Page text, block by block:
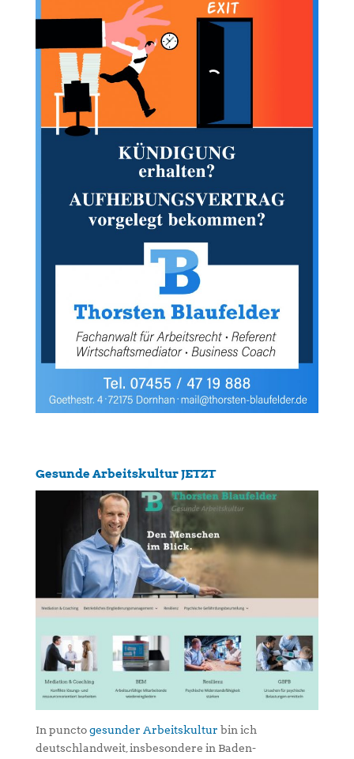
Gesunde Arbeitskultur JETZT
In punctogesunder Arbeitskultur bin ich
deutschlandweit, insbesondere in Baden-